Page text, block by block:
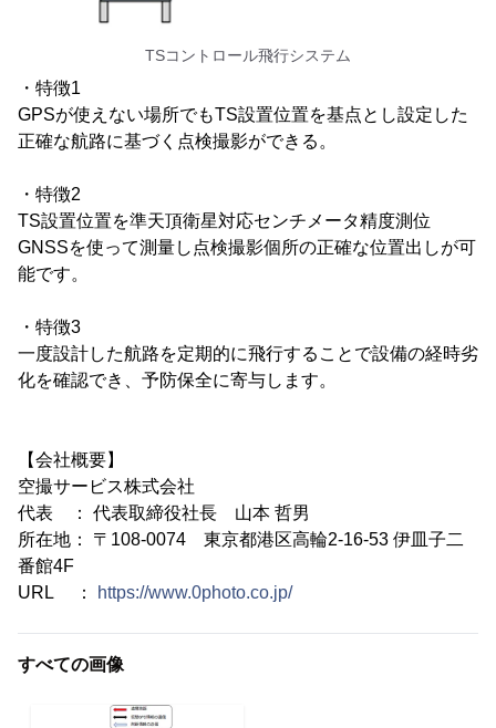
TSコントロール飛行システム
・特徴1
GPSが使えない場所でもTS設置位置を基点とし設定した
正確な航路に基づく点検撮影ができる。
・特徴2
TS設置位置を準天頂衛星対応センチメータ精度測位
GNSSを使って測量し点検撮影個所の正確な位置出しが可
能です。
・特徴3
一度設計した航路を定期的に飛行することで設備の経時劣
化を確認でき、予防保全に寄与します。
【会社概要】
空撮サービス株式会社
代表 ： 代表取締役社長 山本 哲男
所在地： 〒108-0074 東京都港区高輪2-16-53 伊皿子二
番館4F
URL ：
https://www.0photo.co.jp/
すべての画像